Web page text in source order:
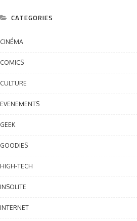
CATEGORIES
CINÉMA
COMICS
CULTURE
EVENEMENTS
GEEK
GOODIES
HIGH-TECH
INSOLITE
INTERNET